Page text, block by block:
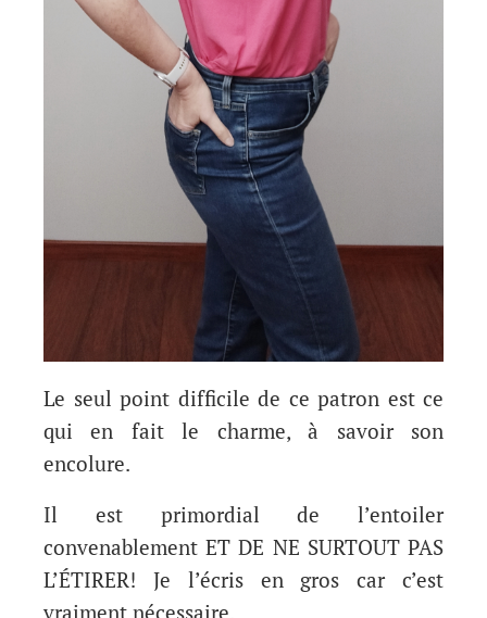
Le seul point difficile de ce patron est ce
qui en fait le charme, à savoir son
encolure.
Il est primordial de l’entoiler
convenablement ET DE NE SURTOUT PAS
L’ÉTIRER! Je l’écris en gros car c’est
vraiment nécessaire.